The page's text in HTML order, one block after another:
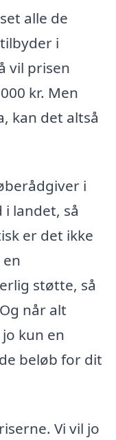
alle de
i
vil prisen
kr. Men
kan det altså
i
landet, så
er det ikke
støtte, så
når alt
kun en
beløb for dit
Vi vil jo